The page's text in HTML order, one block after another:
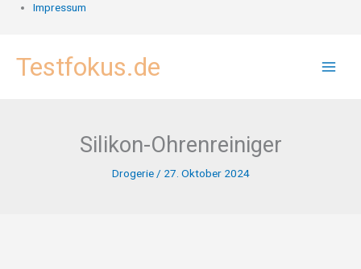
Impressum
InhaltTestfokus.de
Silikon-Ohrenreiniger
Drogerie/ 27. Oktober 2024